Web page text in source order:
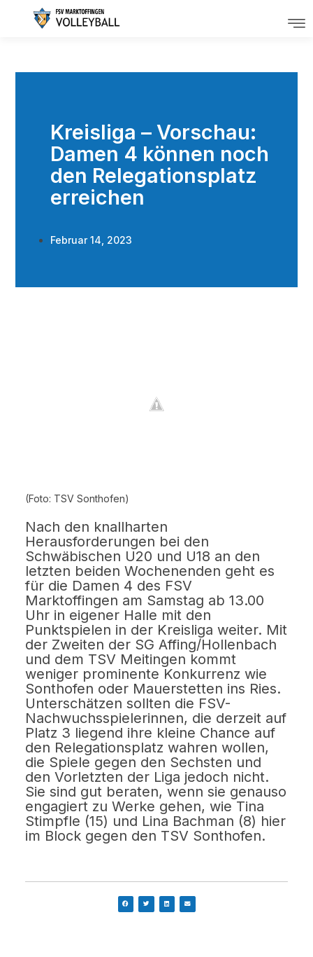
Kreisliga – Vorschau:
Damen 4 können noch
den Relegationsplatz
erreichen
Februar 14, 2023
(Foto: TSV Sonthofen)
Nach den knallharten
Herausforderungen bei den
Schwäbischen U20 und U18 an den
letzten beiden Wochenenden geht es
für die Damen 4 des FSV
Marktoffingen am Samstag ab 13.00
Uhr in eigener Halle mit den
Punktspielen in der Kreisliga weiter. Mit
der Zweiten der SG Affing/Hollenbach
und dem TSV Meitingen kommt
weniger prominente Konkurrenz wie
Sonthofen oder Mauerstetten ins Ries.
Unterschätzen sollten die FSV-
Nachwuchsspielerinnen, die derzeit auf
Platz 3 liegend ihre kleine Chance auf
den Relegationsplatz wahren wollen,
die Spiele gegen den Sechsten und
den Vorletzten der Liga jedoch nicht.
Sie sind gut beraten, wenn sie genauso
engagiert zu Werke gehen, wie Tina
Stimpfle (15) und Lina Bachman (8) hier
im Block gegen den TSV Sonthofen.